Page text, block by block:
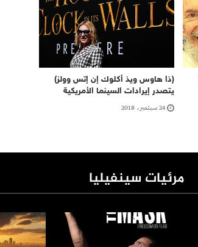
(ذا هاوس ويذ أكلوك إن إتس وولز)
يتصدر إيرادات السينما الأمريكية
24 سبتمبر، 2018
مرئيات سينفيليا